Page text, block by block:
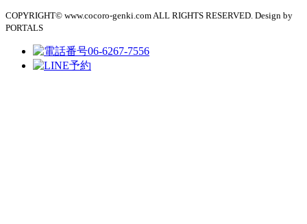
COPYRIGHT© www.cocoro-genki.com ALL RIGHTS RESERVED. Design by
PORTALS